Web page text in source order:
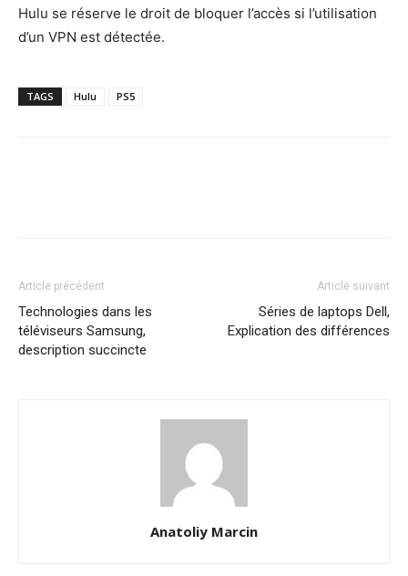
Hulu se réserve le droit de bloquer l’accès si l’utilisation
d’un VPN est détectée.
TAGS Hulu PS5
Article précédent
Technologies dans les
téléviseurs Samsung,
description succincte
Article suivant
Séries de laptops Dell,
Explication des différences
Anatoliy Marcin